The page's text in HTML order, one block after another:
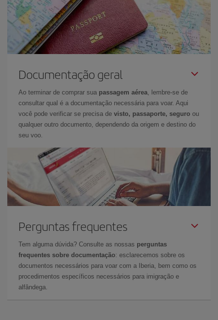
Documentação geral
Ao terminar de comprar sua passagem aérea, lembre-se de
consultar qual é a documentação necessária para voar. Aqui
você pode verificar se precisa de visto, passaporte, seguro ou
qualquer outro documento, dependendo da origem e destino do
seu voo.
Perguntas frequentes
Tem alguma dúvida? Consulte as nossas perguntas
frequentes sobre documentação: esclarecemos sobre os
documentos necessários para voar com a Iberia, bem como os
procedimentos específicos necessários para imigração e
alfândega.